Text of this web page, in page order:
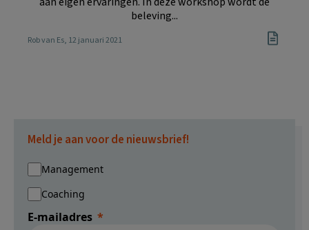
beleving...
Rob van Es, 12 januari 2021
Meld je aan voor de nieuwsbrief!
Management
Coaching
E-mailadres